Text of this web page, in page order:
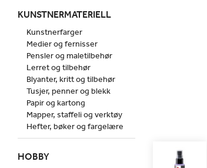
KUNSTNERMATERIELL
Kunstnerfarger
Medier og fernisser
Pensler og maletilbehør
Lerret og tilbehør
Blyanter, kritt og tilbehør
Tusjer, penner og blekk
Papir og kartong
Mapper, staffeli og verktøy
Hefter, bøker og fargelære
HOBBY